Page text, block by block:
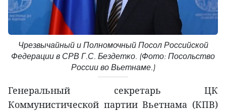
Чрезвычайный и Полномочный Посол Российской
Федерации в СРВ Г.С. Бездетко. (Фото: Посольство
России во Вьетнаме.)
Генеральный секретарь ЦК
Коммунистической партии Вьетнама (КПВ)